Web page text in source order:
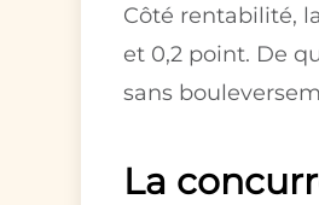
Côté rentabilité,
et 0,2 point. De
sans
La